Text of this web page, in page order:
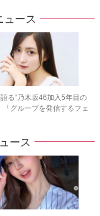
ース
る“乃木坂46加入5年目の
グループを発信するフェ
ース